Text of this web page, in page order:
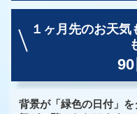
１ヶ月先のお天気
背景が「緑色の日付」